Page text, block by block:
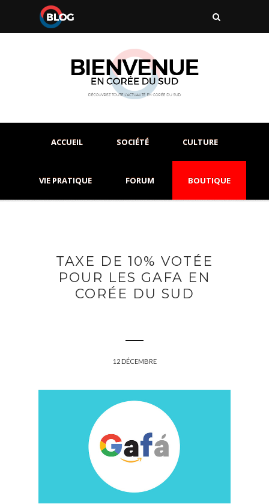
ACCUEIL SOCIÉTÉ CULTURE
VIE PRATIQUE FORUM BOUTIQUE
TAXE DE 10% VOTÉE
POUR LES GAFA EN
CORÉE DU SUD
12 DÉCEMBRE